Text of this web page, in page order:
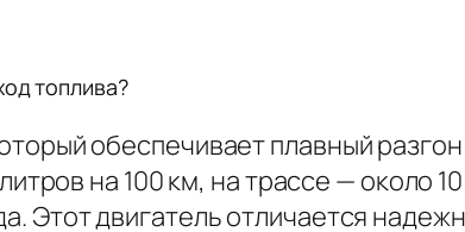
топлива?
обеспечивает плавный
на 100 км, на трассе — около
Этот двигатель отличается